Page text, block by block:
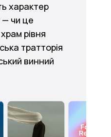
характер
чи це
рівня
тратторія
винний